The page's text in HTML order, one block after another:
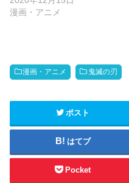
漫画・アニメ
漫画・アニメ 鬼滅の刃
ポスト
はてブ
Pocket